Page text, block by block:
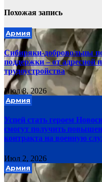
Похожая запись
Армия
Сибиряки-добровольцы
поддержки – от адресной
трудоустройства
Июл 8, 2026
Армия
Успей стать героем
смогут получить
контракта на военную
Июл 2, 2026
Армия